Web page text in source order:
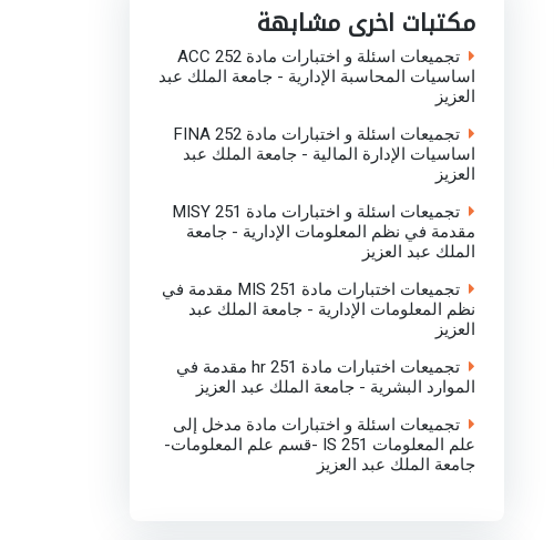
k p n
مكتبات اخرى مشابهة
تجميعات اسئلة و اختبارات مادة ACC 252
اساسيات المحاسبة الإدارية - جامعة الملك عبد
العزيز
تجميعات اسئلة و اختبارات مادة FINA 252
اساسيات الإدارة المالية - جامعة الملك عبد
العزيز
تجميعات اسئلة و اختبارات مادة MISY 251
مقدمة في نظم المعلومات الإدارية - جامعة
الملك عبد العزيز
تجميعات اختبارات مادة MIS 251 مقدمة في
نظم المعلومات الإدارية - جامعة الملك عبد
العزيز
تجميعات اختبارات مادة hr 251 مقدمة في
الموارد البشرية - جامعة الملك عبد العزيز
تجميعات اسئلة و اختبارات مادة مدخل إلى
علم المعلومات IS 251 -قسم علم المعلومات-
جامعة الملك عبد العزيز